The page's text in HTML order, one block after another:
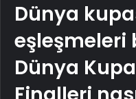
Dünya
eşleşmeleri
Dünya